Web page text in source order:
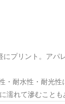
にプリント。アパ
・耐水性・耐光性
濡れて滲むことも